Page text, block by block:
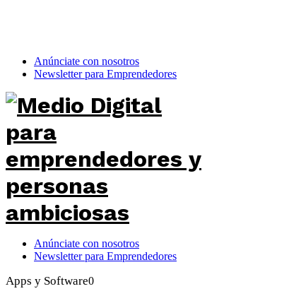
Anúnciate con nosotros
Newsletter para Emprendedores
Anúnciate con nosotros
Newsletter para Emprendedores
Apps y Software0